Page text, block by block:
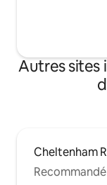
Autres sites
Cheltenham